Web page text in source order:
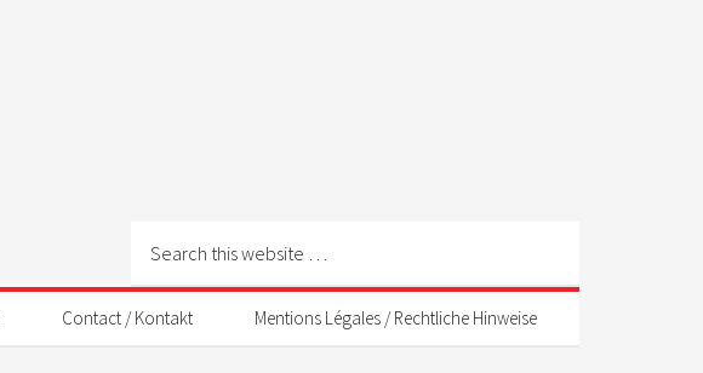
Contact / Kontakt Mentions Légales / Rechtliche Hinweise